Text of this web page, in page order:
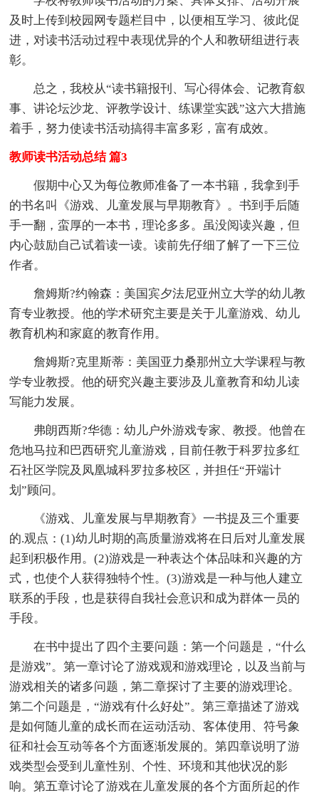
及时上传到校园网专题栏目中，以便相互学习、彼此促
进，对读书活动过程中表现优异的个人和教研组进行表
彰。
总之，我校从“读书籍报刊、写心得体会、记教育叙
事、讲论坛沙龙、评教学设计、练课堂实践”这六大措施
着手，努力使读书活动搞得丰富多彩，富有成效。
教师读书活动总结 篇3
假期中心又为每位教师准备了一本书籍，我拿到手
的书名叫《游戏、儿童发展与早期教育》。书到手后随
手一翻，蛮厚的一本书，理论多多。虽没阅读兴趣，但
内心鼓励自己试着读一读。读前先仔细了解了一下三位
作者。
詹姆斯?约翰森：美国宾夕法尼亚州立大学的幼儿教
育专业教授。他的学术研究主要是关于儿童游戏、幼儿
教育机构和家庭的教育作用。
詹姆斯?克里斯蒂：美国亚力桑那州立大学课程与教
学专业教授。他的研究兴趣主要涉及儿童教育和幼儿读
写能力发展。
弗朗西斯?华德：幼儿户外游戏专家、教授。他曾在
危地马拉和巴西研究儿童游戏，目前任教于科罗拉多红
石社区学院及凤凰城科罗拉多校区，并担任“开端计
划”顾问。
《游戏、儿童发展与早期教育》一书提及三个重要
的.观点：(1)幼儿时期的高质量游戏将在日后对儿童发展
起到积极作用。(2)游戏是一种表达个体品味和兴趣的方
式，也使个人获得独特个性。(3)游戏是一种与他人建立
联系的手段，也是获得自我社会意识和成为群体一员的
手段。
在书中提出了四个主要问题：第一个问题是，“什么
是游戏”。第一章讨论了游戏观和游戏理论，以及当前与
游戏相关的诸多问题，第二章探讨了主要的游戏理论。
第二个问题是，“游戏有什么好处”。第三章描述了游戏
是如何随儿童的成长而在运动活动、客体使用、符号象
征和社会互动等各个方面逐渐发展的。第四章说明了游
戏类型会受到儿童性别、个性、环境和其他状况的影
响。第五章讨论了游戏在儿童发展的各个方面所起的作